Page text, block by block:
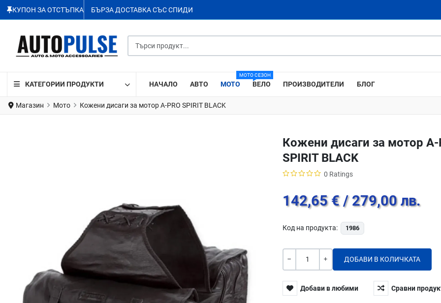
КУПОН ЗА ОТСТЪПКА БЪРЗА ДОСТАВКА СЪС СПИДИ
КАТЕГОРИИ ПРОДУКТИ НАЧАЛО АВТО МОТО
МОТО СЕЗОН
ВЕЛО ПРОИЗВОДИТЕЛИ БЛОГ
Магазин Мото Кожени дисаги за мотор A-PRO SPIRIT BLACK
Кожени дисаги за мотор A-
SPIRIT BLACK
0 Ratings
142,65 € / 279,00 лв.
Код на продукта: 1986
Количество
Добави в любими Сравни